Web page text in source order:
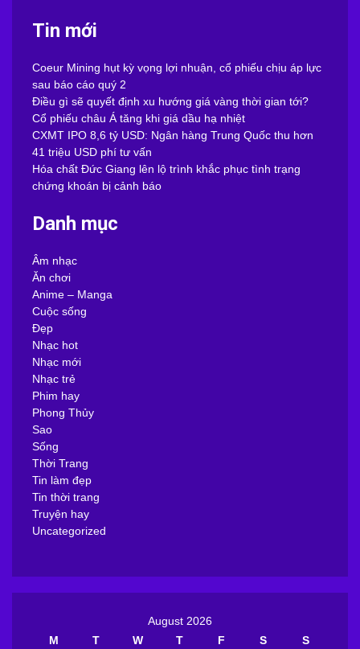
Tin mới
Coeur Mining hụt kỳ vọng lợi nhuận, cổ phiếu chịu áp lực
sau báo cáo quý 2
Điều gì sẽ quyết định xu hướng giá vàng thời gian tới?
Cổ phiếu châu Á tăng khi giá dầu hạ nhiệt
CXMT IPO 8,6 tỷ USD: Ngân hàng Trung Quốc thu hơn
41 triệu USD phí tư vấn
Hóa chất Đức Giang lên lộ trình khắc phục tình trạng
chứng khoán bị cảnh báo
Danh mục
Âm nhạc
Ăn chơi
Anime – Manga
Cuộc sống
Đẹp
Nhạc hot
Nhạc mới
Nhạc trẻ
Phim hay
Phong Thủy
Sao
Sống
Thời Trang
Tin làm đẹp
Tin thời trang
Truyện hay
Uncategorized
August 2026
M
T W T F S S